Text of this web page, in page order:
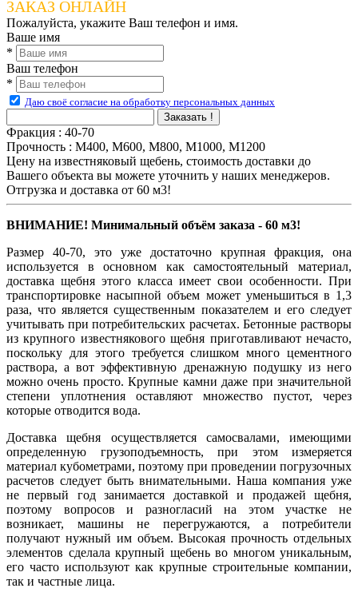
ЗАКАЗ ОНЛАЙН
Пожалуйста, укажите Ваш телефон и имя.
Ваше имя
*
Ваш телефон
*
Даю своё согласие на обработку персональных данных
Заказать !
Фракция : 40-70
Прочность : М400, М600, М800, М1000, М1200
Цену на известняковый щебень, стоимость доставки до
Вашего объекта вы можете уточнить у наших менеджеров.
Отгрузка и доставка от 60 м3!
ВНИМАНИЕ! Минимальный объём заказа - 60 м3!
Размер 40-70, это уже достаточно крупная фракция, она
используется в основном как самостоятельный материал,
доставка щебня этого класса имеет свои особенности. При
транспортировке насыпной объем может уменьшиться в 1,3
раза, что является существенным показателем и его следует
учитывать при потребительских расчетах. Бетонные растворы
из крупного известнякового щебня приготавливают нечасто,
поскольку для этого требуется слишком много цементного
раствора, а вот эффективную дренажную подушку из него
можно очень просто. Крупные камни даже при значительной
степени уплотнения оставляют множество пустот, через
которые отводится вода.
Доставка щебня осуществляется самосвалами, имеющими
определенную грузоподъемность, при этом измеряется
материал кубометрами, поэтому при проведении погрузочных
расчетов следует быть внимательными. Наша компания уже
не первый год занимается доставкой и продажей щебня,
поэтому вопросов и разногласий на этом участке не
возникает, машины не перегружаются, а потребители
получают нужный им объем. Высокая прочность отдельных
элементов сделала крупный щебень во многом уникальным,
его часто используют как крупные строительные компании,
так и частные лица.